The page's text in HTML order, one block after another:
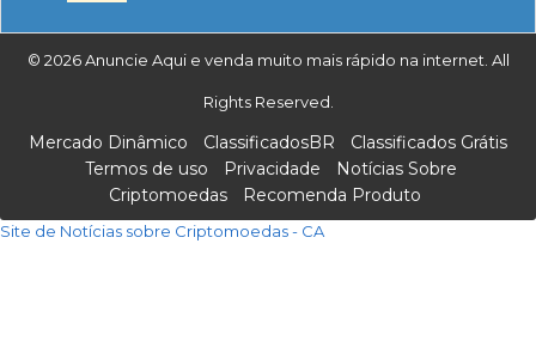
© 2026 Anuncie Aqui e venda muito mais rápido na internet. All
Rights Reserved.
Mercado Dinâmico ClassificadosBR
Classificados Grátis
Termos de uso
Privacidade
Notícias Sobre
Criptomoedas
Recomenda Produto
Site de Notícias sobre Criptomoedas - CA